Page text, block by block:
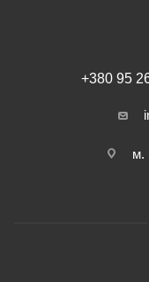
+380 95
м.